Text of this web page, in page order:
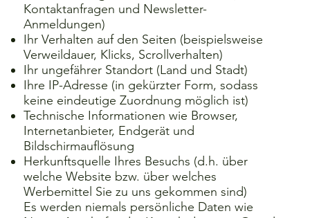
Kontaktanfragen und Newsletter-
Anmeldungen)
Ihr Verhalten auf den Seiten (beispielsweise
Verweildauer, Klicks, Scrollverhalten)
Ihr ungefährer Standort (Land und Stadt)
Ihre IP-Adresse (in gekürzter Form, sodass
keine eindeutige Zuordnung möglich ist)
Technische Informationen wie Browser,
Internetanbieter, Endgerät und
Bildschirmauflösung
Herkunftsquelle Ihres Besuchs (d.h. über
welche Website bzw. über welches
Werbemittel Sie zu uns gekommen sind)
Es werden niemals persönliche Daten wie